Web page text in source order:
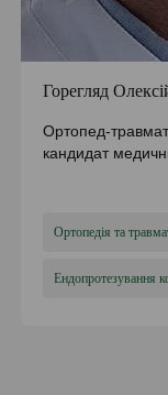
Горегляд
Ортопед-
кандидат
Ортопедія та
Ендопротезування